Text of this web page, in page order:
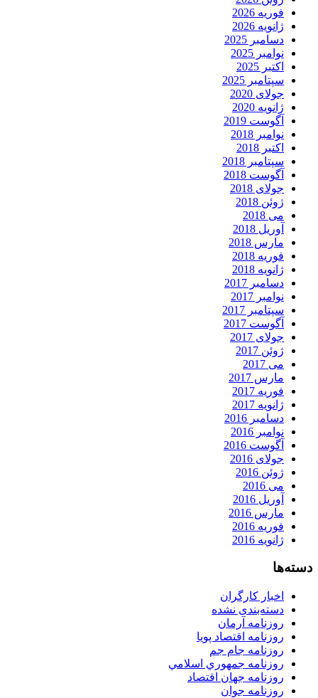
فوریه 2026
ژانویه 2026
دسامبر 2025
نوامبر 2025
اکتبر 2025
سپتامبر 2025
جولای 2020
ژانویه 2020
آگوست 2019
نوامبر 2018
اکتبر 2018
سپتامبر 2018
آگوست 2018
جولای 2018
ژوئن 2018
می 2018
آوریل 2018
مارس 2018
فوریه 2018
ژانویه 2018
دسامبر 2017
نوامبر 2017
سپتامبر 2017
آگوست 2017
جولای 2017
ژوئن 2017
می 2017
مارس 2017
فوریه 2017
ژانویه 2017
دسامبر 2016
نوامبر 2016
آگوست 2016
جولای 2016
ژوئن 2016
می 2016
آوریل 2016
مارس 2016
فوریه 2016
ژانویه 2016
دسته‌ها
اخبار کارگران
دسته‌بندی نشده
روزنامه آرمان
روزنامه اقتصاد پویا
روزنامه جام جم
روزنامه جمهوري اسلامي
روزنامه جهان اقتصاد
روزنامه جوان